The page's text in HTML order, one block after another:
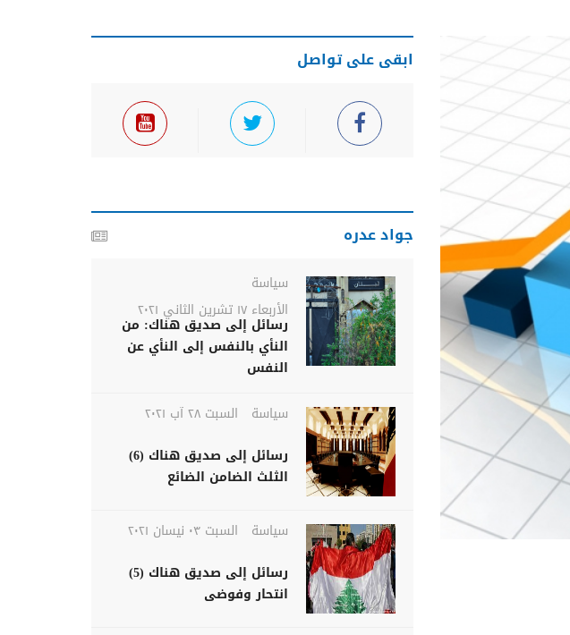
ابقى على تواصل
جواد عدره
سياسة
الأربعاء ١٧ تشرين الثاني ٢٠٢١
رسائل إلى صديق هناك: من
النأي بالنفس إلى النأي عن
النفس
سياسة
السبت ٢٨ آب ٢٠٢١
رسائل إلى صديق هناك (6)
الثلث الضامن الضائع
سياسة
السبت ٠٣ نيسان ٢٠٢١
رسائل إلى صديق هناك (5)
انتحار وفوضى